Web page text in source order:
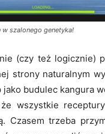
w szalonego genetyka!
(czy też logicznie)
strony naturalnym
budulec kangura
wszystkie
Czasem trzeba